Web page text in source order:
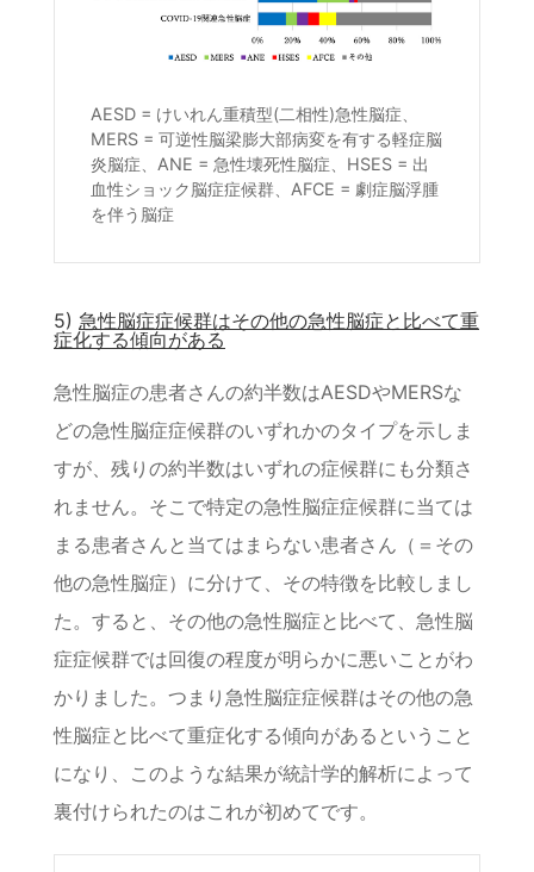
AESD = けいれん重積型(二相性)急性脳症、
MERS = 可逆性脳梁膨大部病変を有する軽症脳
炎脳症、ANE = 急性壊死性脳症、HSES = 出
血性ショック脳症症候群、AFCE = 劇症脳浮腫
を伴う脳症
5) 急性脳症症候群はその他の急性脳症と比べて重
症化する傾向がある
急性脳症の患者さんの約半数はAESDやMERSな
どの急性脳症症候群のいずれかのタイプを示しま
すが、残りの約半数はいずれの症候群にも分類さ
れません。そこで特定の急性脳症症候群に当ては
まる患者さんと当てはまらない患者さん（＝その
他の急性脳症）に分けて、その特徴を比較しまし
た。すると、その他の急性脳症と比べて、急性脳
症症候群では回復の程度が明らかに悪いことがわ
かりました。つまり急性脳症症候群はその他の急
性脳症と比べて重症化する傾向があるということ
になり、このような結果が統計学的解析によって
裏付けられたのはこれが初めてです。